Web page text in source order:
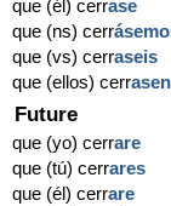
que (él) cerrase
que (ns) cerr
que (vs) cerraseis
que (ellos) cerrasen
Future
que (yo) cerrare
que (tú) cerrares
que (él) cerrare